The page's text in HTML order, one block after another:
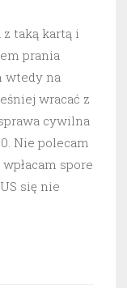
taką kartą i
prania
wtedy na
wracać z
cywilna
Nie polecam
spore
się nie